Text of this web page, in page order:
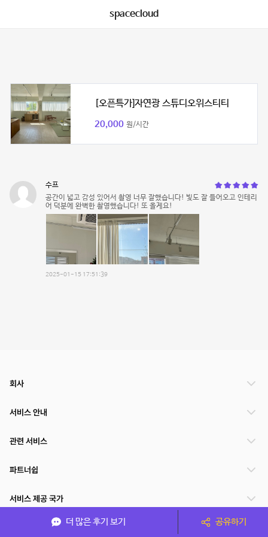
spacecloud
[오픈특가]자연광 스튜디오위스티티
20,000 원/시간
수프
공간이 넓고 감성 있어서 촬영 너무 잘했습니다! 빛도 잘 들어오고 인테리
어 덕분에 완벽한 촬영했습니다! 또 올게요!
2025-01-15 17:51:39
더 많은 후기 보기 공유하기
회사
서비스 안내
관련 서비스
파트너쉽
서비스 제공 국가